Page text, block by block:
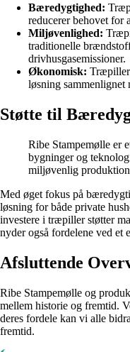
Bæredygtighed:
reducerer behovet for
Miljøvenlighed:
traditionelle
drivhusgasemissioner.
Økonomisk: Træpiller
løsning sammenlignet
Støtte til
Ribe Stampemølle er
bygninger og
miljøvenlig
Med øget fokus på
løsning for både private
investere i træpiller støtter
nyder også fordelene ved
Afsluttende
Ribe Stampemølle og
mellem historie og fremtid.
deres fordele kan vi alle
fremtid.